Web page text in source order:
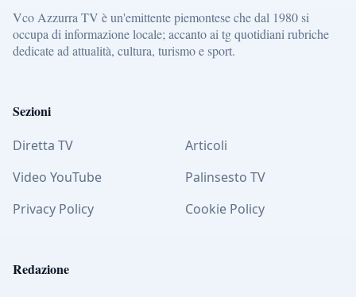
Vco Azzurra TV è un'emittente piemontese che dal 1980 si
occupa di informazione locale; accanto ai tg quotidiani rubriche
dedicate ad attualità, cultura, turismo e sport.
Sezioni
Diretta TV
Articoli
Video YouTube
Palinsesto TV
Privacy Policy
Cookie Policy
Redazione